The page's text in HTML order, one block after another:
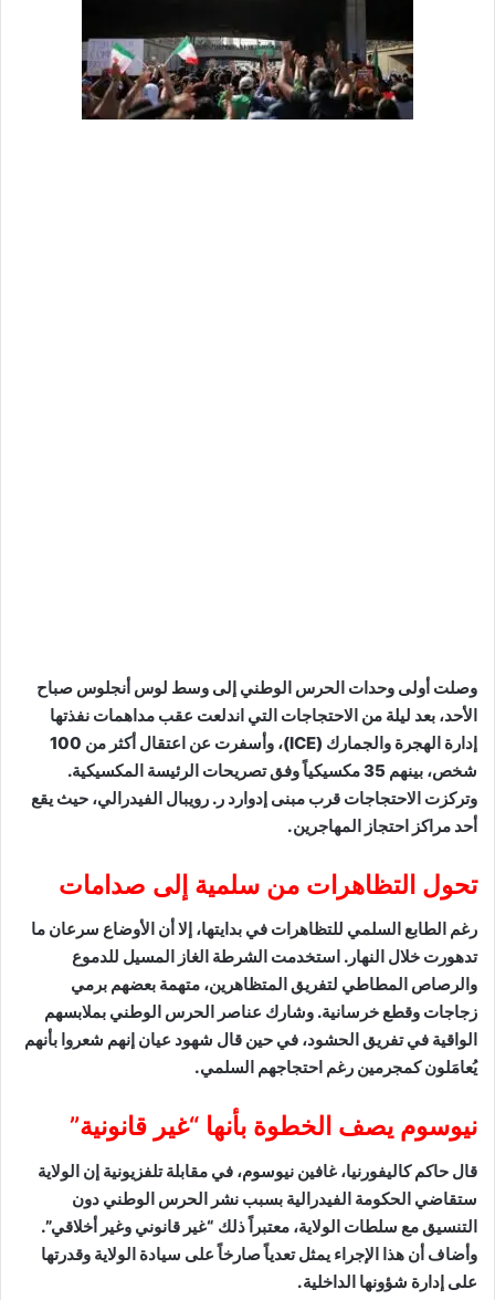
وصلت أولى وحدات الحرس الوطني إلى وسط لوس أنجلوس صباح
الأحد، بعد ليلة من الاحتجاجات التي اندلعت عقب مداهمات نفذتها
إدارة الهجرة والجمارك (ICE)، وأسفرت عن اعتقال أكثر من 100
شخص، بينهم 35 مكسيكياً وفق تصريحات الرئيسة المكسيكية.
وتركزت الاحتجاجات قرب مبنى إدوارد ر. رويبال الفيدرالي، حيث يقع
أحد مراكز احتجاز المهاجرين.
تحول التظاهرات من سلمية إلى صدامات
رغم الطابع السلمي للتظاهرات في بدايتها، إلا أن الأوضاع سرعان ما
تدهورت خلال النهار. استخدمت الشرطة الغاز المسيل للدموع
والرصاص المطاطي لتفريق المتظاهرين، متهمة بعضهم برمي
زجاجات وقطع خرسانية. وشارك عناصر الحرس الوطني بملابسهم
الواقية في تفريق الحشود، في حين قال شهود عيان إنهم شعروا بأنهم
يُعامَلون كمجرمين رغم احتجاجهم السلمي.
نيوسوم يصف الخطوة بأنها “غير قانونية”
قال حاكم كاليفورنيا، غافين نيوسوم، في مقابلة تلفزيونية إن الولاية
ستقاضي الحكومة الفيدرالية بسبب نشر الحرس الوطني دون
التنسيق مع سلطات الولاية، معتبراً ذلك “غير قانوني وغير أخلاقي”.
وأضاف أن هذا الإجراء يمثل تعدياً صارخاً على سيادة الولاية وقدرتها
على إدارة شؤونها الداخلية.